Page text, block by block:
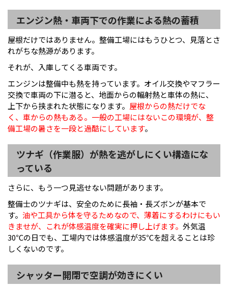
エンジン熱・車両下での作業による熱の蓄積
屋根だけではありません。整備工場にはもうひとつ、見落とさ
れがちな熱源があります。
それが、入庫してくる車両です。
エンジンは整備中も熱を持っています。オイル交換やマフラー
交換で車両の下に潜ると、地面からの輻射熱と車体の熱に、
上下から挟まれた状態になります。 屋根からの熱だけでな
く、車からの熱もある。一般の工場にはないこの環境が、整
備工場の暑さを一段と過酷にしています。
ツナギ（作業服）が熱を逃がしにくい構造にな
っている
さらに、もう一つ見逃せない問題があります。
整備士のツナギは、安全のために長袖・長ズボンが基本で
す。 油や工具から体を守るためなので、薄着にするわけにもい
きませが、これが体感温度を確実に押し上げます。 外気温
30℃の日でも、工場内では体感温度が35℃を超えることは珍
しくないのです。
シャッター開閉で空調が効きにくい